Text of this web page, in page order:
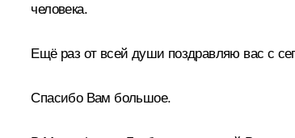
человека.
Ещё раз от всей души поздравляю вас с
Спасибо Вам большое.